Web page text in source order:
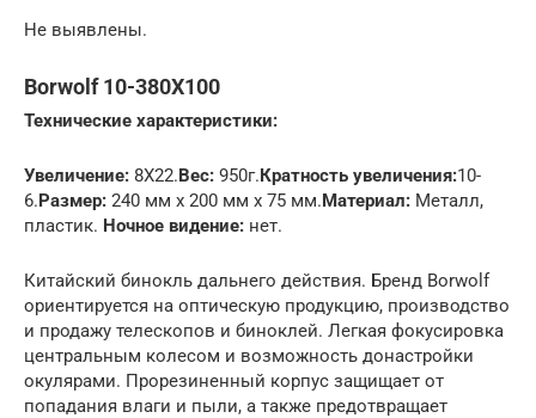
Не выявлены.
Borwolf 10-380X100
Технические характеристики:
Увеличение: 8X22.Вес: 950г.Кратность увеличения:10-
6.Размер: 240 мм х 200 мм х 75 мм.Материал: Металл,
пластик. Ночное видение: нет.
Китайский бинокль дальнего действия. Бренд Borwolf
ориентируется на оптическую продукцию, производство
и продажу телескопов и биноклей. Легкая фокусировка
центральным колесом и возможность донастройки
окулярами. Прорезиненный корпус защищает от
попадания влаги и пыли, а также предотвращает